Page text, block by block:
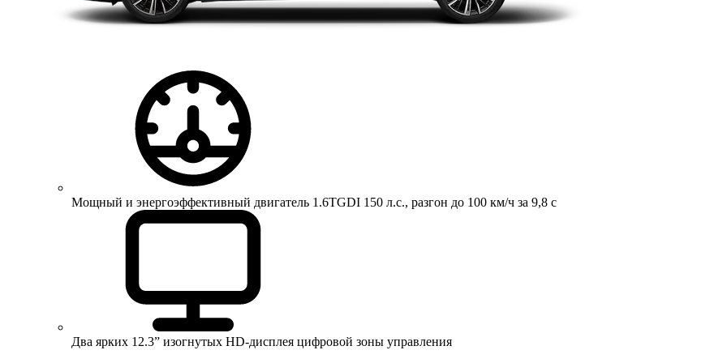
Мощный и энергоэффективный двигатель 1.6TGDI 150 л.с., разгон до 100 км/ч за 9,8 с
Два ярких 12.3” изогнутых HD-дисплея цифровой зоны управления